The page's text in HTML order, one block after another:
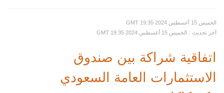
GMT الخميس 15 أغسطس 2024 19:35
GMT الخميس 15 أغسطس 2024 19:35
: آخر تحديث
اتفاقية شراكة بين صندوق
الاستثمارات العامة السعودي